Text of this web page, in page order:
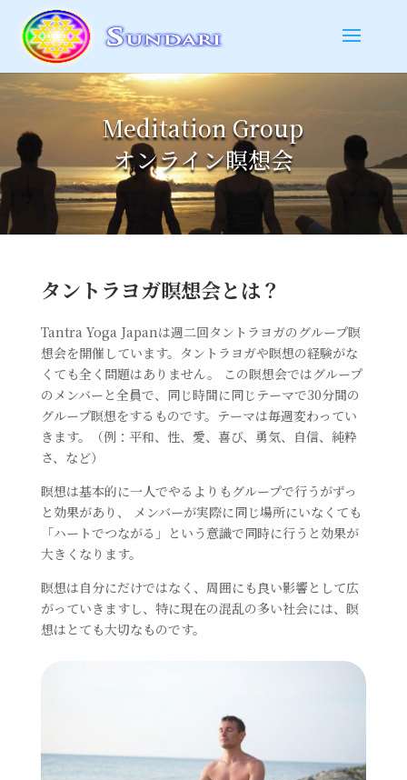
Meditation Group
オンライン瞑想会
タントラヨガ瞑想会とは？
Tantra Yoga Japanは週二回タントラヨガのグループ瞑
想会を開催しています。タントラヨガや瞑想の経験がな
くても全く問題はありません。 この瞑想会ではグループ
のメンバーと全員で、同じ時間に同じテーマで30分間の
グループ瞑想をするものです。テーマは毎週変わってい
きます。（例：平和、性、愛、喜び、勇気、自信、純粋
さ、など）
瞑想は基本的に一人でやるよりもグループで行うがずっ
と効果があり、 メンバーが実際に同じ場所にいなくても
「ハートでつながる」という意識で同時に行うと効果が
大きくなります。
瞑想は自分にだけではなく、周囲にも良い影響として広
がっていきますし、特に現在の混乱の多い社会には、瞑
想はとても大切なものです。